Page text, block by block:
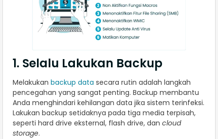
1. Selalu Lakukan Backup
Melakukan backup data secara rutin adalah langkah
pencegahan yang sangat penting. Backup membantu
Anda menghindari kehilangan data jika sistem terinfeksi.
Lakukan backup setidaknya pada tiga media terpisah,
seperti hard drive eksternal, flash drive, dan cloud
storage.